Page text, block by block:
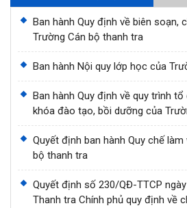
Ban hành Quy định về biên soạn,
Trường Cán bộ thanh tra
Ban hành Nội quy lớp học của
Ban hành Quy định về quy trình
khóa đào tạo, bồi dưỡng của
Quyết định ban hành Quy chế
bộ thanh tra
Quyết định số 230/QĐ-TTCP
Thanh tra Chính phủ quy định về